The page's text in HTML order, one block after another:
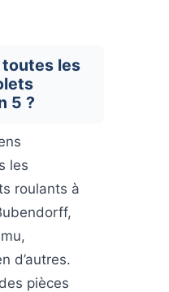
les
5 ?
les
roulants à
d’autres.
pièces